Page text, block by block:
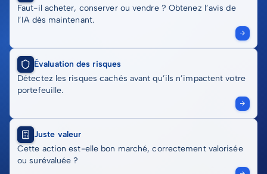
Faut-il acheter, conserver ou vendre ? Obtenez l’avis de
l’IA dès maintenant.
Évaluation des risques
Détectez les risques cachés avant qu’ils n’impactent votre
portefeuille.
Juste valeur
Cette action est-elle bon marché, correctement valorisée
ou surévaluée ?